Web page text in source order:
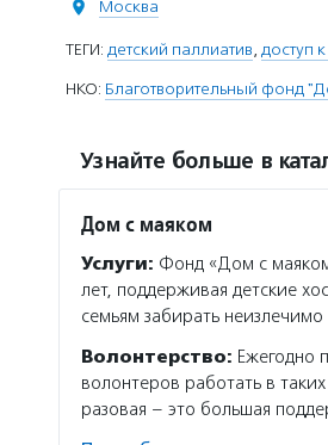
Москва
ТЕГИ: детский паллиатив, доступ
НКО: Благотворительный фонд
Узнайте больше в
Дом с маяком
Услуги: Фонд «Дом с
лет, поддерживая детские
семьям забирать
Волонтерство: Ежегодно
волонтеров работать в
разовая – это большая